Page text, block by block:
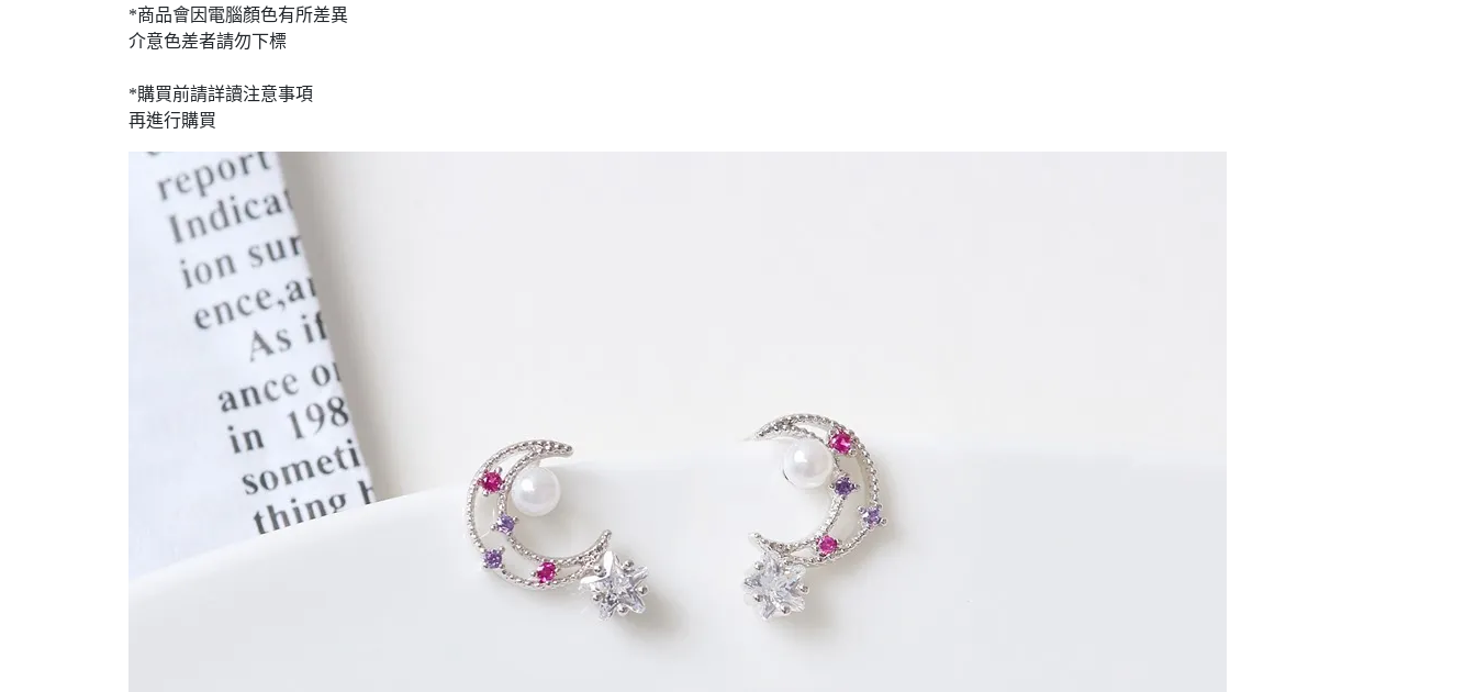
*商品會因電腦顏色有所差異
介意色差者請勿下標
*購買前請詳讀注意事項
再進行購買